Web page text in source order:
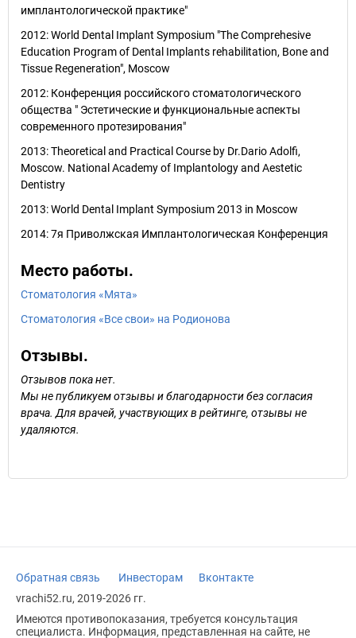
имплантологической практике"
2012: World Dental Implant Symposium "The Comprehesive
Education Program of Dental Implants rehabilitation, Bone and
Tissue Regeneration", Moscow
2012: Конференция российского стоматологического
общества " Эстетические и функциональные аспекты
современного протезирования"
2013: Theoretical and Practical Course by Dr.Dario Adolfi,
Moscow. National Academy of Implantology and Aestetic
Dentistry
2013: World Dental Implant Symposium 2013 in Moscow
2014: 7я Приволжская Имплантологическая Конференция
Место работы.
Стоматология «Мята»
Стоматология «Все свои» на Родионова
Отзывы.
Отзывов пока нет.
Мы не публикуем отзывы и благодарности без согласия
врача. Для врачей, участвующих в рейтинге, отзывы не
удаляются.
Обратная связь Инвесторам
Вконтакте
vrachi52.ru, 2019-2026 гг.
Имеются противопоказания, требуется консультация
специалиста. Информация, представленная на сайте, не